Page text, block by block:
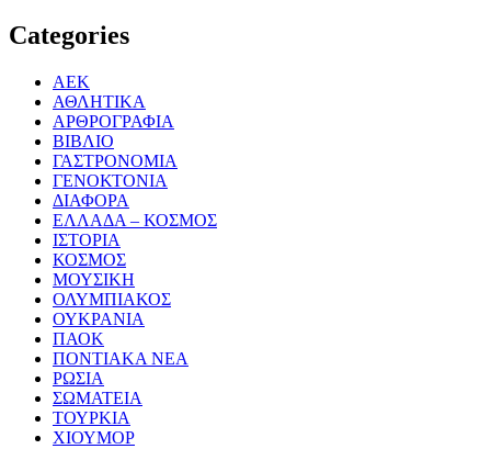
Categories
ΑΕΚ
ΑΘΛΗΤΙΚΑ
ΑΡΘΡΟΓΡΑΦΙΑ
ΒΙΒΛΙΟ
ΓΑΣΤΡΟΝΟΜΙΑ
ΓΕΝΟΚΤΟΝΙΑ
ΔΙΑΦΟΡΑ
ΕΛΛΑΔΑ – ΚΟΣΜΟΣ
ΙΣΤΟΡΙΑ
ΚΟΣΜΟΣ
ΜΟΥΣΙΚΗ
ΟΛΥΜΠΙΑΚΟΣ
ΟΥΚΡΑΝΙΑ
ΠΑΟΚ
ΠΟΝΤΙΑΚΑ ΝΕΑ
ΡΩΣΙΑ
ΣΩΜΑΤΕΙΑ
ΤΟΥΡΚΙΑ
ΧΙΟΥΜΟΡ